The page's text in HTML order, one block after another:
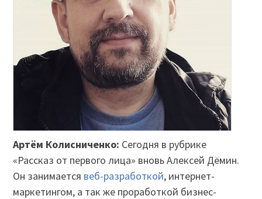
Артём Колисниченко: Сегодня в рубрике
«Рассказ от первого лица» вновь Алексей Дёмин.
Он занимается веб-разработкой, интернет-
маркетингом, а так же проработкой бизнес-